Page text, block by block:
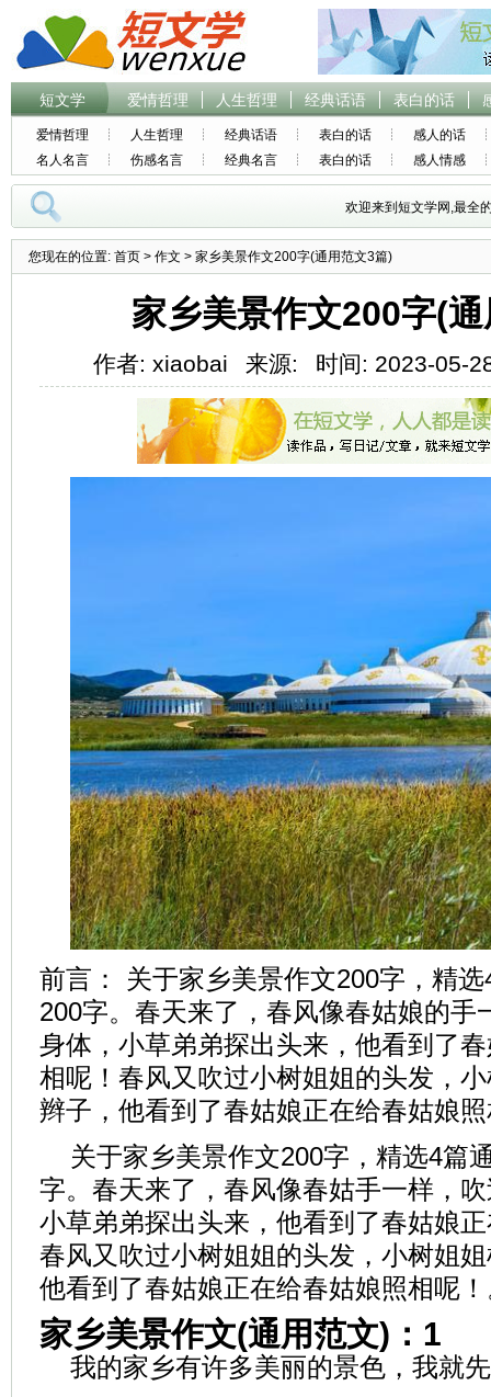
短文学 爱情哲理 人生哲理 经典话语 表白的话
爱情哲理 人生哲理 经典话语 表白的话
感人的话
名人名言
伤感名言 经典名言 表白的话 感人情感
欢迎来到短文学网,最全
您现在的位置: 首页 > 作文 > 家乡美景作文200字(通用范文3篇)
家乡美景作文200字(
作者: xiaobai 来源: 时间: 2023-05-
前言： 关于家乡美景作文200字，精
200字。春天来了，春风像春姑娘的手
身体，小草弟弟探出头来，他看到了
相呢！春风又吹过小树姐姐的头发，
辫子，他看到了春姑娘正在给春姑娘
关于家乡美景作文200字，精选4篇
字。春天来了，春风像春姑手一样，
小草弟弟探出头来，他看到了春姑娘
春风又吹过小树姐姐的头发，小树姐
他看到了春姑娘正在给春姑娘照相呢
家乡美景作文(通用范文)：1
我的家乡有许多美丽的景色，我就